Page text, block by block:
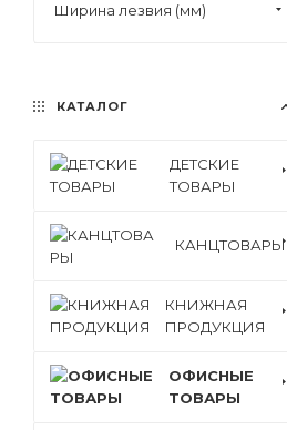
Ширина лезвия (мм)
КАТАЛОГ
ДЕТСКИЕ
ТОВАРЫ
КАНЦТОВАРЫ
КНИЖНАЯ
ПРОДУКЦИЯ
ОФИСНЫЕ
ТОВАРЫ